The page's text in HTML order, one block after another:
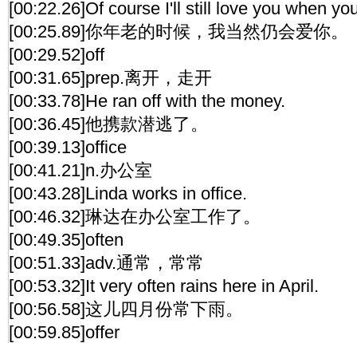
[00:22.26]Of course I'll still love you when
[00:25.89]你年老的时候，我当然仍会爱你。
[00:29.52]off
[00:31.65]prep.离开，走开
[00:33.78]He ran off with the money.
[00:36.45]他携款潜逃了。
[00:39.13]office
[00:41.21]n.办公室
[00:43.28]Linda works in office.
[00:46.32]琳达在办公室工作了。
[00:49.35]often
[00:51.33]adv.通常，常常
[00:53.32]It very often rains here in April.
[00:56.58]这儿四月份常下雨。
[00:59.85]offer